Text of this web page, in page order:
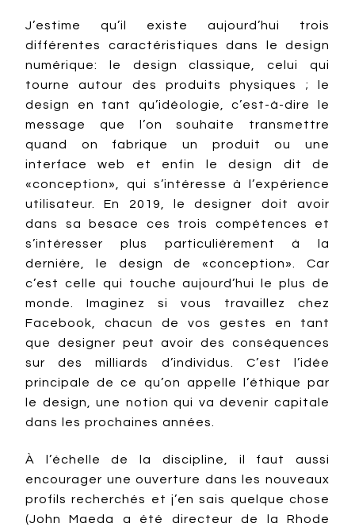
J’estime qu’il existe aujourd’hui trois
différentes caractéristiques dans le design
numérique: le design classique, celui qui
tourne autour des produits physiques ; le
design en tant qu’idéologie, c’est-à-dire le
message que l’on souhaite transmettre
quand on fabrique un produit ou une
interface web et enfin le design dit de
«conception», qui s’intéresse à l’expérience
utilisateur. En 2019, le designer doit avoir
dans sa besace ces trois compétences et
s’intéresser plus particulièrement à la
dernière, le design de «conception». Car
c’est celle qui touche aujourd’hui le plus de
monde. Imaginez si vous travaillez chez
Facebook, chacun de vos gestes en tant
que designer peut avoir des conséquences
sur des milliards d’individus. C’est l’idée
principale de ce qu’on appelle l’éthique par
le design, une notion qui va devenir capitale
dans les prochaines années.
À l’échelle de la discipline, il faut aussi
encourager une ouverture dans les nouveaux
profils recherchés et j’en sais quelque chose
(John Maeda a été directeur de la Rhode